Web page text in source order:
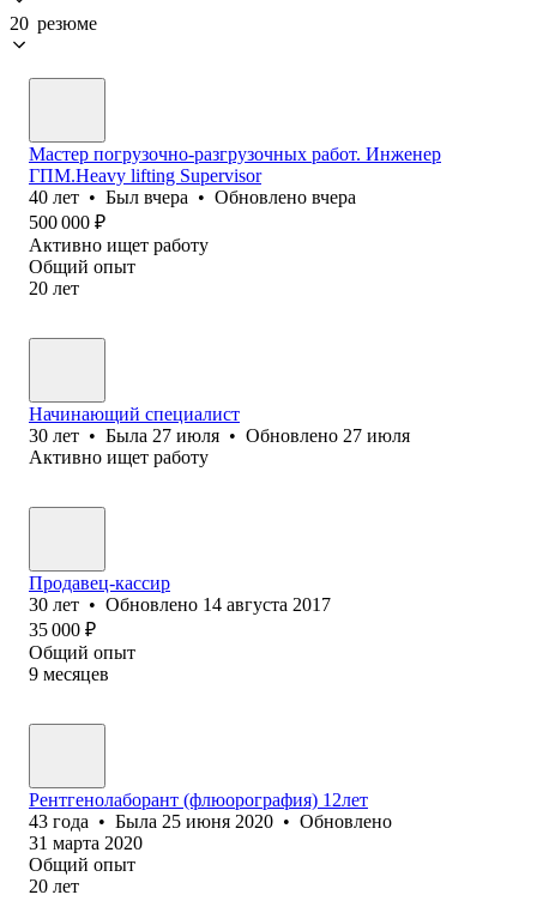
20 резюме
Мастер погрузочно-разгрузочных работ. Инженер
ГПМ.Heavy lifting Supervisor
40 лет • Был вчера • Обновлено вчера
500 000 ₽
Активно ищет работу
Общий опыт
20 лет
Начинающий специалист
30 лет • Была 27 июля • Обновлено 27 июля
Активно ищет работу
Продавец-кассир
30 лет • Обновлено 14 августа 2017
35 000 ₽
Общий опыт
9 месяцев
Рентгенолаборант (флюорография) 12лет
43 года • Была 25 июня 2020 • Обновлено
31 марта 2020
Общий опыт
20 лет